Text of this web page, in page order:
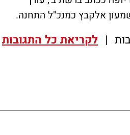
אלקבץ כמנכ"ל התחנה.
| לקריאת כל התגובות